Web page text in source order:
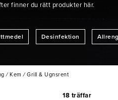
finner du rätt produkter här.
Desinfektion
/ Kem / Grill & Ugnsrent
18 träffar